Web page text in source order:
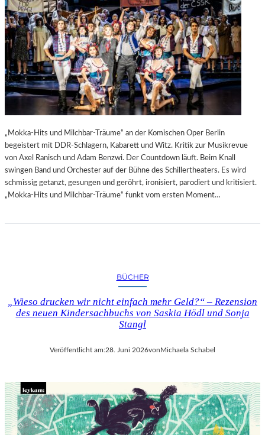
„Mokka-Hits und Milchbar-Träume“ an der Komischen Oper Berlin
begeistert mit DDR-Schlagern, Kabarett und Witz. Kritik zur Musikrevue
von Axel Ranisch und Adam Benzwi. Der Countdown läuft. Beim Knall
swingen Band und Orchester auf der Bühne des Schillertheaters. Es wird
schmissig getanzt, gesungen und geröhrt, ironisiert, parodiert und kritisiert.
„Mokka-Hits und Milchbar-Träume“ funkt vom ersten Moment…
BÜCHER
„Wieso drucken wir nicht einfach mehr Geld?“ – Rezension
des neuen Kindersachbuchs von Saskia Hödl und Sonja
Stangl
Veröffentlicht am:28. Juni 2026vonMichaela Schabel